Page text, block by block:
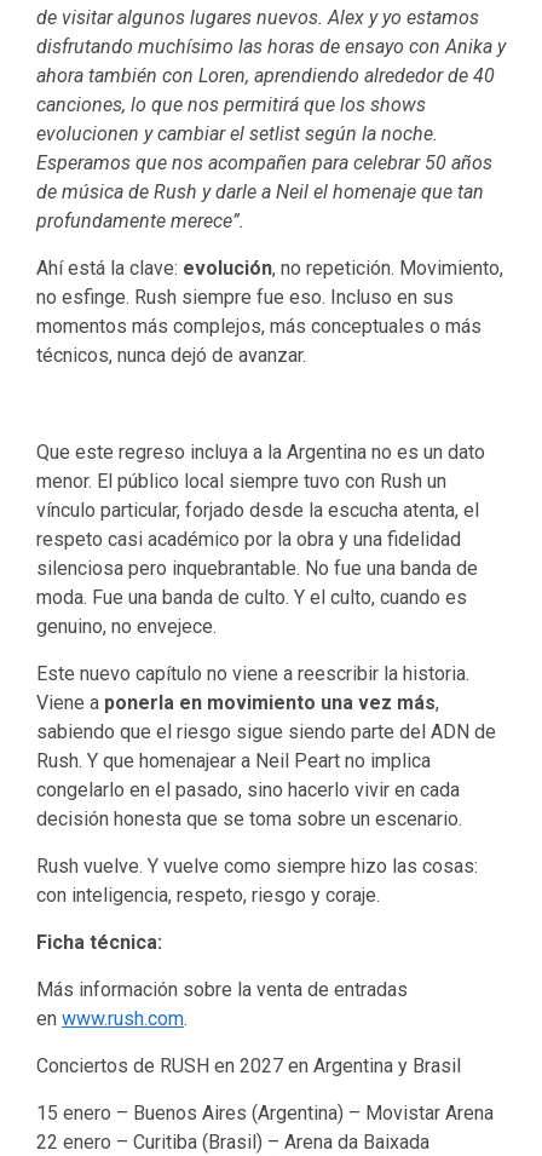
de visitar algunos lugares nuevos. Alex y yo estamos
disfrutando muchísimo las horas de ensayo con Anika y
ahora también con Loren, aprendiendo alrededor de 40
canciones, lo que nos permitirá que los shows
evolucionen y cambiar el setlist según la noche.
Esperamos que nos acompañen para celebrar 50 años
de música de Rush y darle a Neil el homenaje que tan
profundamente merece”.
Ahí está la clave: evolución, no repetición. Movimiento,
no esfinge. Rush siempre fue eso. Incluso en sus
momentos más complejos, más conceptuales o más
técnicos, nunca dejó de avanzar.
Que este regreso incluya a la Argentina no es un dato
menor. El público local siempre tuvo con Rush un
vínculo particular, forjado desde la escucha atenta, el
respeto casi académico por la obra y una fidelidad
silenciosa pero inquebrantable. No fue una banda de
moda. Fue una banda de culto. Y el culto, cuando es
genuino, no envejece.
Este nuevo capítulo no viene a reescribir la historia.
Viene a ponerla en movimiento una vez más,
sabiendo que el riesgo sigue siendo parte del ADN de
Rush. Y que homenajear a Neil Peart no implica
congelarlo en el pasado, sino hacerlo vivir en cada
decisión honesta que se toma sobre un escenario.
Rush vuelve. Y vuelve como siempre hizo las cosas:
con inteligencia, respeto, riesgo y coraje.
Ficha técnica:
Más información sobre la venta de entradas
en www.rush.com.
Conciertos de RUSH en 2027 en Argentina y Brasil
15 enero – Buenos Aires (Argentina) – Movistar Arena
22 enero – Curitiba (Brasil) – Arena da Baixada